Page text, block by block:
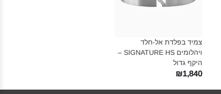
צמיד בפלדת אל-חלד
ויהלומים SIGNATURE HS –
היקף גדול‎
₪1,840